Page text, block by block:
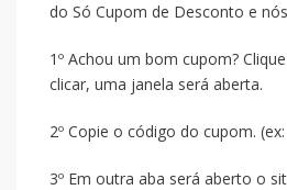
do Só Cupom de Desconto e
1º Achou um bom cupom?
clicar, uma janela será aberta.
2º Copie o código do cupom.
3º Em outra aba será aberto o